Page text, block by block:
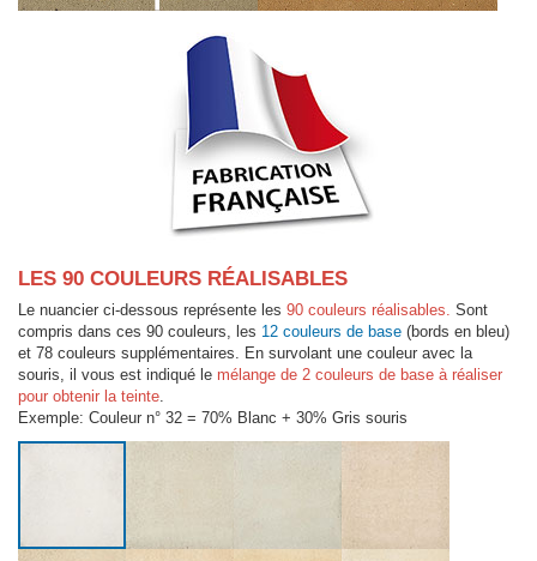
LES 90 COULEURS RÉALISABLES
Le nuancier ci-dessous représente les 90 couleurs réalisables. Sont
compris dans ces 90 couleurs, les 12 couleurs de base (bords en bleu)
et 78 couleurs supplémentaires. En survolant une couleur avec la
souris, il vous est indiqué le mélange de 2 couleurs de base à réaliser
pour obtenir la teinte
Exemple: Couleur n° 32 = 70% Blanc + 30% Gris souris